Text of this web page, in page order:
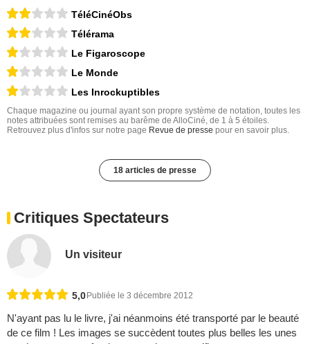
TéléCinéObs
Télérama
Le Figaroscope
Le Monde
Les Inrockuptibles
Chaque magazine ou journal ayant son propre système de notation, toutes les
notes attribuées sont remises au barême de AlloCiné, de 1 à 5 étoiles.
Retrouvez plus d'infos sur notre page Revue de presse pour en savoir plus.
18 articles de presse
Critiques Spectateurs
Un visiteur
5,0 Publiée le 3 décembre 2012
N'ayant pas lu le livre, j'ai néanmoins été transporté par le beauté
de ce film ! Les images se succèdent toutes plus belles les unes